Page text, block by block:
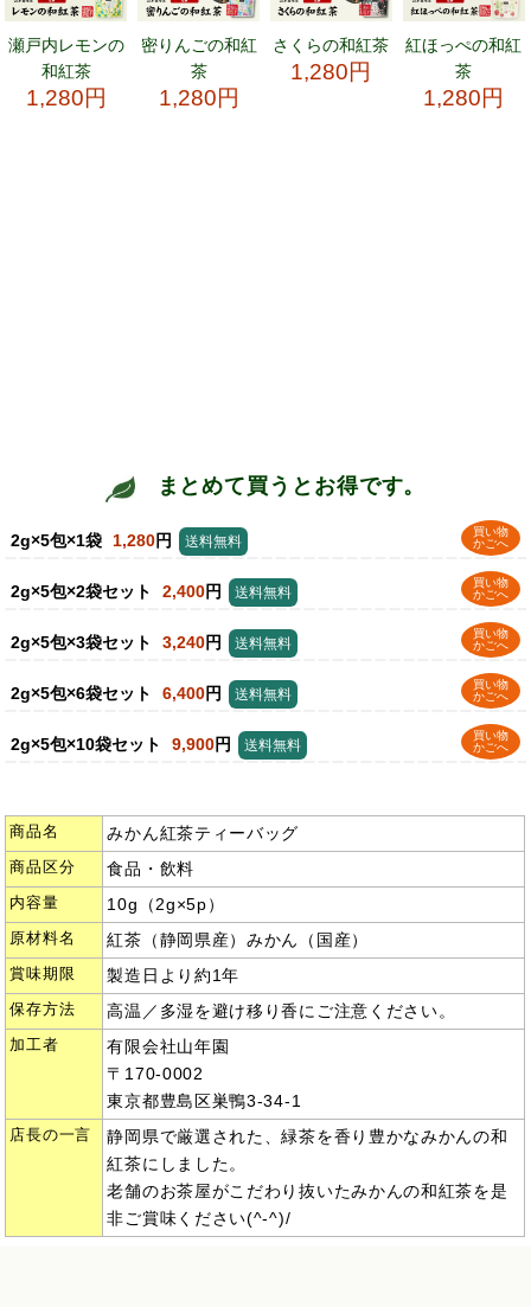
まとめて買うとお得です。
2g×5包×1袋 1,280円
買い物
かごへ
送料無料
2g×5包×2袋セット 2,400円
買い物
かごへ
送料無料
2g×5包×3袋セット 3,240円
買い物
かごへ
送料無料
2g×5包×6袋セット 6,400円
買い物
かごへ
送料無料
2g×5包×10袋セット 9,900円
買い物
かごへ
送料無料
商品名 みかん紅茶ティーバッグ
商品区分 食品・飲料
内容量 10g（2g×5p）
原材料名 紅茶（静岡県産）みかん（国産）
賞味期限 製造日より約1年
保存方法 高温／多湿を避け移り香にご注意ください。
加工者
有限会社山年園
〒170-0002
東京都豊島区巣鴨3-34-1
店長の一言
静岡県で厳選された、緑茶を香り豊かなみかんの和
紅茶にしました。
老舗のお茶屋がこだわり抜いたみかんの和紅茶を是
非ご賞味ください(^-^)/